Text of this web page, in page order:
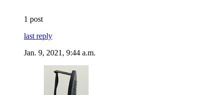
1 post
last reply
Jan. 9, 2021, 9:44 a.m.